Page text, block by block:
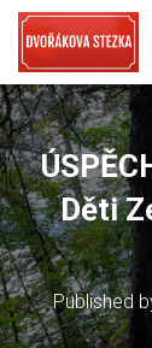
Děti
Published